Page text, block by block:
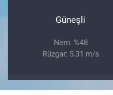
Güneşli
Nem: %48
Rüzgar: 5.31 m/s